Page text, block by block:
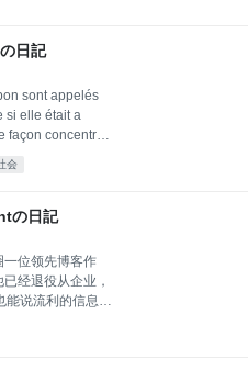
よ なりたいように
been
素晴らしいもの
見てきたみたい
were meant for
日記
sont appelés
si elle était a
concentrée.
une pression sur
qui savent
train de perdre
会
の日記
一位领先博客作
经退役从企业，
能说流利的信息技
得出。也是文学
的太太是法國